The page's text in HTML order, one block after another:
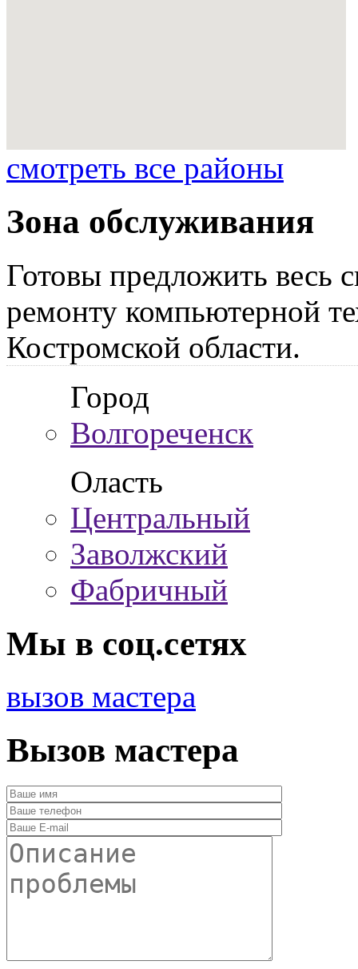
смотреть все районы
Зона обслуживания
Готовы предложить весь
ремонту компьютерной
Костромской области.
Город
Волгореченск
Оласть
Центральный
Заволжский
Фабричный
Мы в соц.сетях
вызов мастера
Вызов мастера